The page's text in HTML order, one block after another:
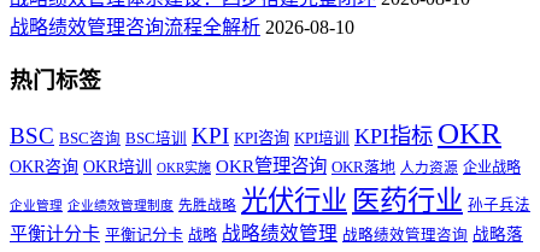
战略绩效管理咨询流程全解析 2026-08-10
热门标签
BSC BSC咨询 BSC培训 KPI KPI咨询 KPI培训 KPI指标 OKR
OKR咨询 OKR培训 OKR实施 OKR管理咨询 OKR落地 人力资源 企业战略
企业管理 企业绩效管理制度 先胜战略 光伏行业 医药行业 孙子兵法
平衡计分卡 平衡记分卡 战略 战略绩效管理 战略绩效管理咨询 战略落